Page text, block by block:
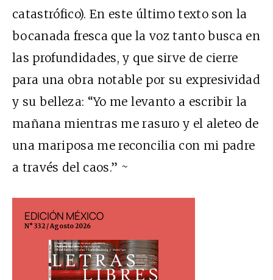
catastrófico). En este último texto son la
bocanada fresca que la voz tanto busca en
las profundidades, y que sirve de cierre
para una obra notable por su expresividad
y su belleza: “Yo me levanto a escribir la
mañana mientras me rasuro y el aleteo de
una mariposa me reconcilia con mi padre
a través del caos.” ~
EDICIÓN MÉXICO
N° 332 / Agosto 2026